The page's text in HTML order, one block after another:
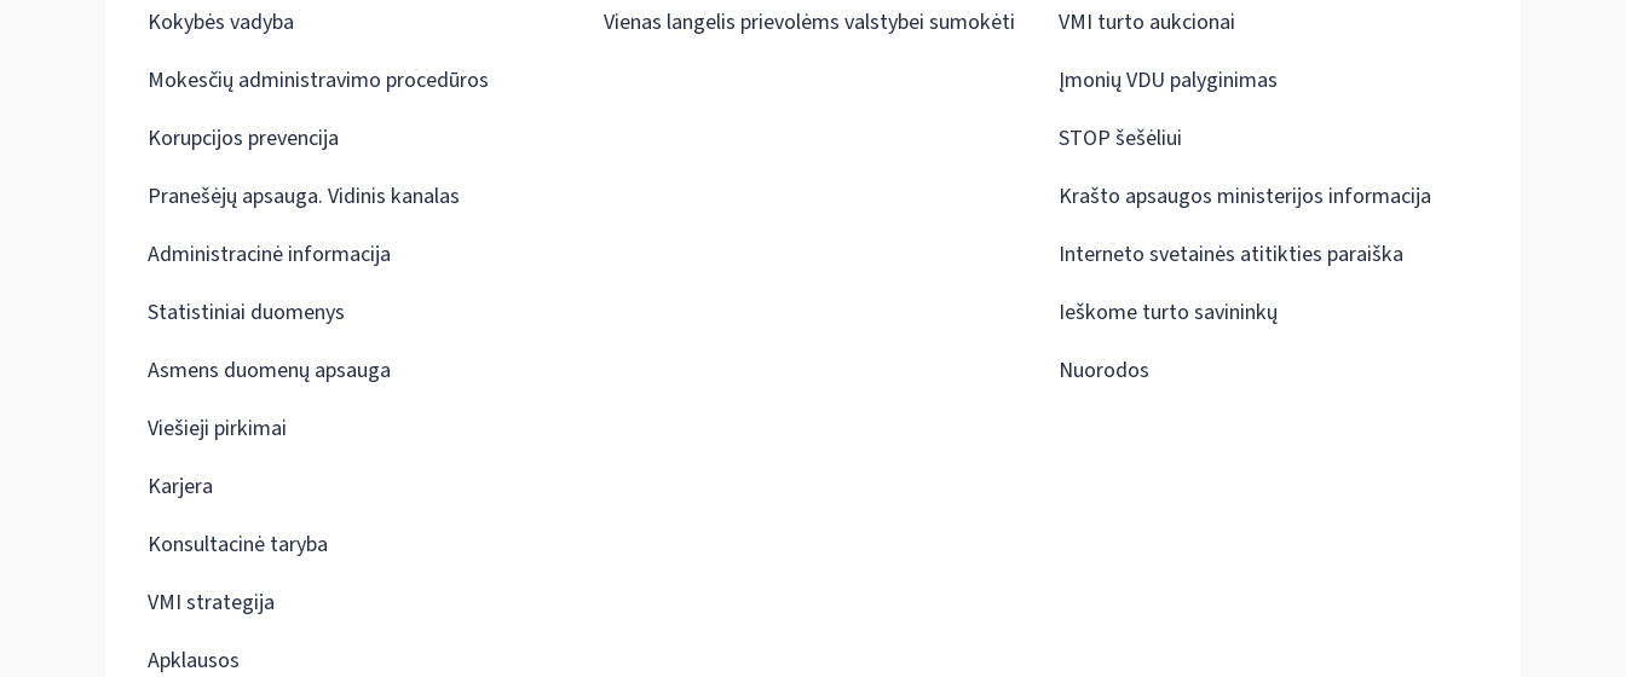
Kokybės vadyba
Mokesčių administravimo procedūros
Korupcijos prevencija
Pranešėjų apsauga. Vidinis kanalas
Administracinė informacija
Statistiniai duomenys
Asmens duomenų apsauga
Viešieji pirkimai
Karjera
Konsultacinė taryba
VMI strategija
Apklausos
Vienas langelis prievolėms valstybei sumokėti
VMI turto aukcionai
Įmonių VDU palyginimas
STOP šešėliui
Krašto apsaugos ministerijos informacija
Interneto svetainės atitikties paraiška
Ieškome turto savininkų
Nuorodos